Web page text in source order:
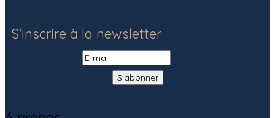
S'inscrire à la newsletter